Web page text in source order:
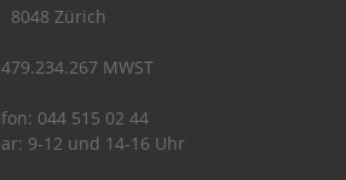
8048 Zürich
479.234.267 MWST
044 515 02 44
9-12 und 14-16 Uhr